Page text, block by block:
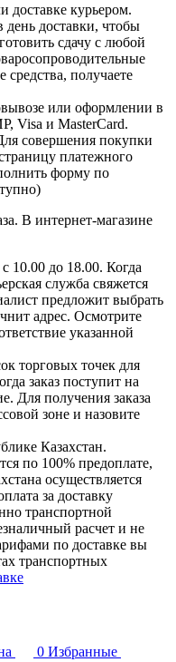
доставке курьером.
день доставки, чтобы
сдачу с любой
получаете
или оформлении в
Visa и MasterCard.
совершения покупки
платежного
форму по
В интернет-магазине
с 10.00 до 18.00. Когда
служба свяжется
предложит выбрать
адрес. Осмотрите
указанной
торговых точек для
заказ поступит на
Для получения заказа
зоне и назовите
Казахстан.
по 100% предоплате,
осуществляется
за доставку
транспортной
расчет и не
по доставке вы
транспортных
0 Избранные